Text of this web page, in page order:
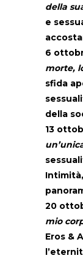
della
e
6
morte,
sfida
della
13
20
mio
Eros &